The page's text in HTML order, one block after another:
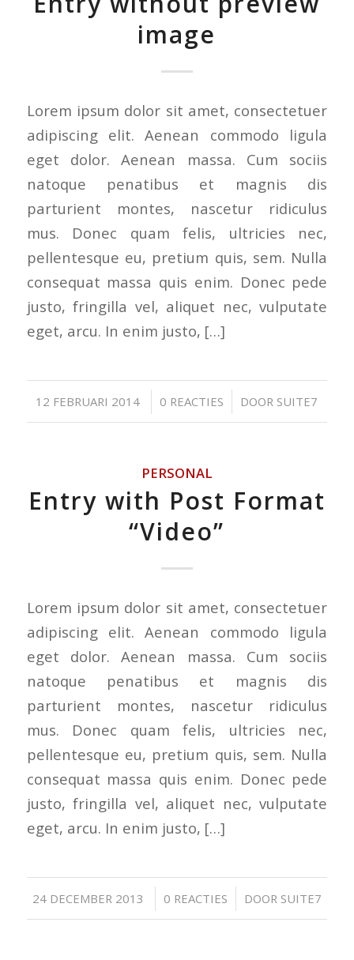
image
Lorem ipsum dolor sit amet, consectetuer
adipiscing elit. Aenean commodo ligula
eget dolor. Aenean massa. Cum sociis
natoque penatibus et magnis dis
parturient montes, nascetur ridiculus
mus. Donec quam felis, ultricies nec,
pellentesque eu, pretium quis, sem. Nulla
consequat massa quis enim. Donec pede
justo, fringilla vel, aliquet nec, vulputate
eget, arcu. In enim justo, […]
12 FEBRUARI 2014
/ 0 REACTIES
/ DOOR SUITE7
PERSONAL
Entry with Post Format
“Video”
Lorem ipsum dolor sit amet, consectetuer
adipiscing elit. Aenean commodo ligula
eget dolor. Aenean massa. Cum sociis
natoque penatibus et magnis dis
parturient montes, nascetur ridiculus
mus. Donec quam felis, ultricies nec,
pellentesque eu, pretium quis, sem. Nulla
consequat massa quis enim. Donec pede
justo, fringilla vel, aliquet nec, vulputate
eget, arcu. In enim justo, […]
24 DECEMBER 2013
/ 0 REACTIES
/ DOOR SUITE7